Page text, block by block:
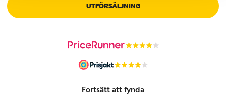
UTFÖRSÄLJNING
Fortsätt att fynda